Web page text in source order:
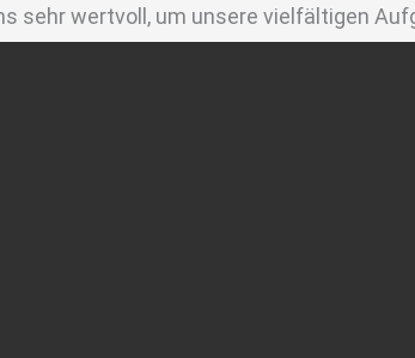
sehr wertvoll, um unsere vielfältigen